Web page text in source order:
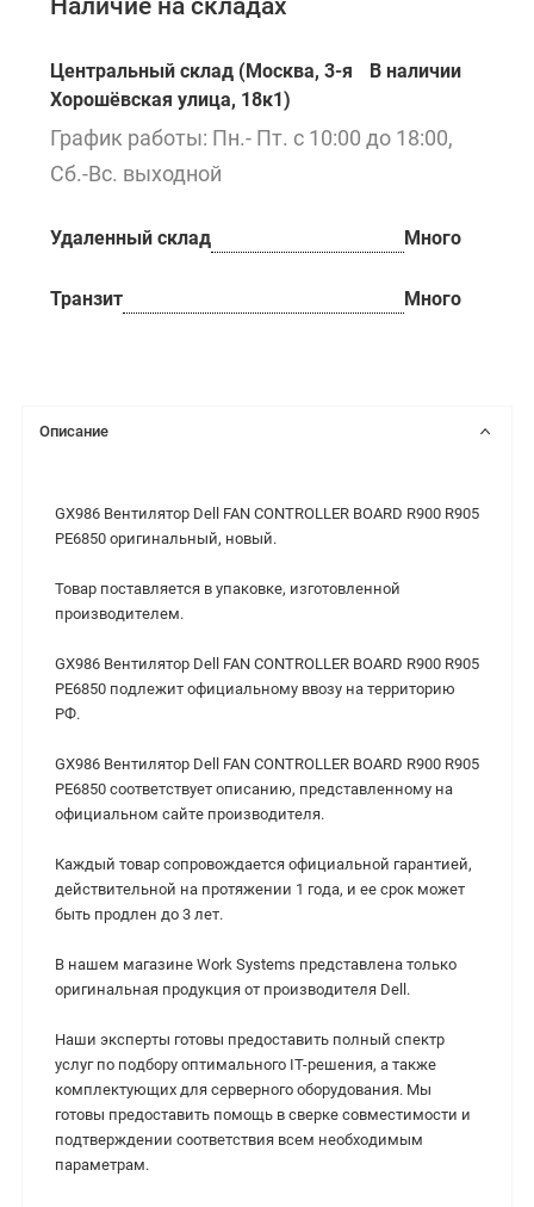
Наличие на складах
Центральный склад (Москва, 3-я
Хорошёвская улица, 18к1)
В наличии
График работы: Пн.- Пт. с 10:00 до 18:00,
Сб.-Вс. выходной
Удаленный склад Много
Транзит Много
Описание
GX986 Вентилятор Dell FAN CONTROLLER BOARD R900 R905
PE6850 оригинальный, новый.
Товар поставляется в упаковке, изготовленной
производителем.
GX986 Вентилятор Dell FAN CONTROLLER BOARD R900 R905
PE6850 подлежит официальному ввозу на территорию
РФ.
GX986 Вентилятор Dell FAN CONTROLLER BOARD R900 R905
PE6850 соответствует описанию, представленному на
официальном сайте производителя.
Каждый товар сопровождается официальной гарантией,
действительной на протяжении 1 года, и ее срок может
быть продлен до 3 лет.
В нашем магазине Work Systems представлена только
оригинальная продукция от производителя Dell.
Наши эксперты готовы предоставить полный спектр
услуг по подбору оптимального IT-решения, а также
комплектующих для серверного оборудования. Мы
готовы предоставить помощь в сверке совместимости и
подтверждении соответствия всем необходимым
параметрам.